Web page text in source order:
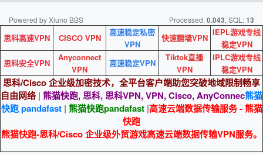
Powered by Xiuno BBS Processed:0.043, SQL:13
思科高速VPN CISCO VPN
高速稳定私密
VPN
快速翻墙VPN
IEPL游戏专线
稳定VPN
思科安全VPN
Anyconnect
VPN
高速稳定VPN
Tiktok直播
VPN
IPLC游戏专线
稳定VPN
思科/Cisco 企业级加密技术，全平台客户端助您突破地域限制畅享
自由网络 | 熊猫快跑, 思科, 思科VPN, VPN, Cisco, AnyConnec熊猫
快跑 pandafast| 熊猫快跑pandafast|高速云端数据传输服务 - 熊猫
快跑
熊猫快跑-思科/Cisco 企业级外贸游戏高速云端数据传输VPN服务。